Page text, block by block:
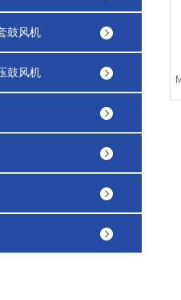
鼓风机
鼓风机